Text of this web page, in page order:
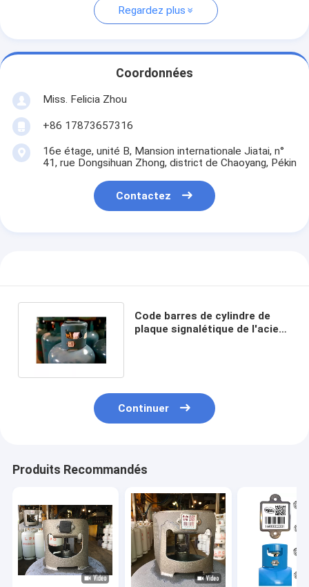
Regardez plus
Coordonnées
Miss. Felicia Zhou
+86 17873657316
16e étage, unité B, Mansion internationale Jiatai, n°
41, rue Dongsihuan Zhong, district de Chaoyang, Pékin
Contactez
Code barres de cylindre de
plaque signalétique de l'acier
Continuer
Produits Recommandés